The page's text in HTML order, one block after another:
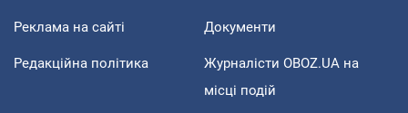
Реклама на сайті Документи
Редакційна політика
Журналісти OBOZ.UA на
місці подій